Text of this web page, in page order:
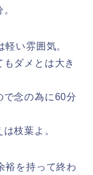
い雰囲気。
ダメとは大き
で念の為に60分
枝葉よ。
裕を持って終わ